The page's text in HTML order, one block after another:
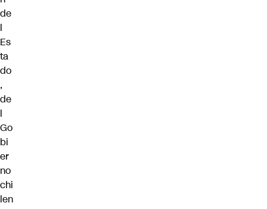
de
l
Es
ta
do
,
de
l
Go
bi
er
no
chi
len